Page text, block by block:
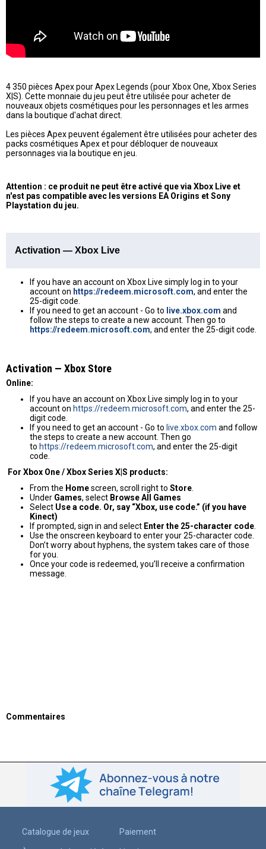
4 350 pièces Apex pour Apex Legends (pour Xbox One, Xbox Series
X|S). Cette monnaie du jeu peut être utilisée pour acheter de
nouveaux objets cosmétiques pour les personnages et les armes
dans la boutique d'achat direct.
Les pièces Apex peuvent également être utilisées pour acheter des
packs cosmétiques Apex et pour débloquer de nouveaux
personnages via la boutique en jeu.
Attention : ce produit ne peut être activé que via Xbox Live et
n'est pas compatible avec les versions EA Origins et Sony
Playstation du jeu.
Activation — Xbox Live
If you have an account on Xbox Live simply log in to your
account on https://redeem.microsoft.com, and enter the
25-digit code.
If you need to get an account - Go to live.xbox.com and
follow the steps to create a new account. Then go to
https://redeem.microsoft.com, and enter the 25-digit code.
Activation — Хbox Store
Online:
If you have an account on Xbox Live simply log in to your
account on https://redeem.microsoft.com, and enter the 25-
digit code.
If you need to get an account - Go to live.xbox.com and follow
the steps to create a new account. Then go
to https://redeem.microsoft.com, and enter the 25-digit
code.
For Xbox One / Xbox Series X|S products:
From the Homescreen, scroll right to Store
Under Games, select Browse All Games
Select Use a code. Or, say “Xbox, use code.” (if you have
Kinect)
If prompted, sign in and select Enter the 25-character code
Use the onscreen keyboard to enter your 25-character code.
Don’t worry about hyphens, the system takes care of those
for you.
Once your code is redeemed, you’ll receive a confirmation
message.
Commentaires
Catalogue de jeux Paiement